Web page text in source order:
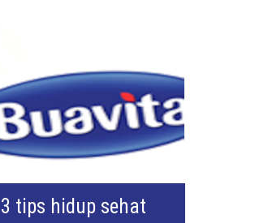
3 tips hidup sehat